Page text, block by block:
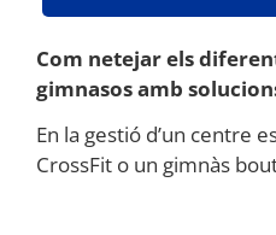
Com netejar els
gimnasos amb
En la gestió d’un centre
CrossFit o un gimnàs